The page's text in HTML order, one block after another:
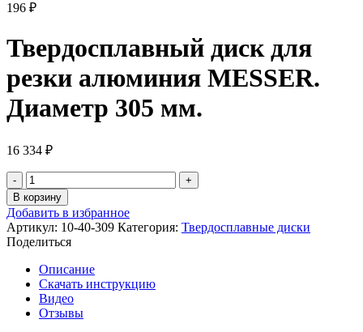
196 ₽
Твердосплавный диск для
резки алюминия MESSER.
Диаметр 305 мм.
16 334 ₽
Количество
товара
Твердосплавный
диск
для
резки
алюминия
MESSER.
Диаметр
305
мм.
В корзину
Добавить в избранное
Артикул: 10-40-309 Категория: Твердосплавные диски
Поделиться
Описание
Скачать инструкцию
Видео
Отзывы